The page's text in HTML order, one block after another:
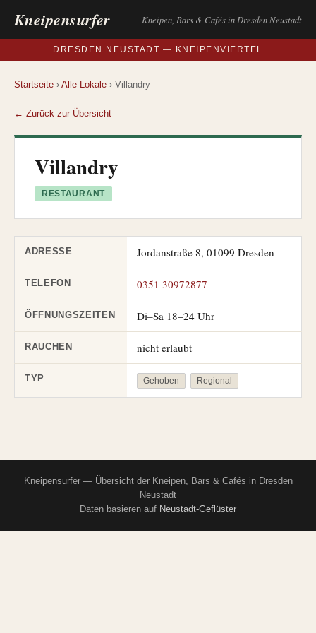
Kneipensurfer Kneipen, Bars & Cafés in Dresden Neustadt
DRESDEN NEUSTADT — KNEIPENVIERTEL
Startseite › Alle Lokale › Villandry
← Zurück zur Übersicht
Villandry
RESTAURANT
ADRESSE Jordanstraße 8, 01099 Dresden
TELEFON 0351 30972877
ÖFFNUNGSZEITEN Di–Sa 18–24 Uhr
RAUCHEN nicht erlaubt
TYP Gehoben Regional
Kneipensurfer — Übersicht der Kneipen, Bars & Cafés in Dresden
Neustadt
Daten basieren auf Neustadt-Geflüster